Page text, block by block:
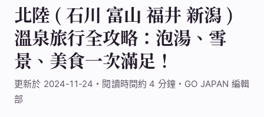
北陸 ( 石川 富山 福井 新潟 )
溫泉旅行全攻略：泡湯、雪
景、美食一次滿足！
更新於 2024-11-24・閱讀時間約 4 分鐘・GO JAPAN 編輯
部